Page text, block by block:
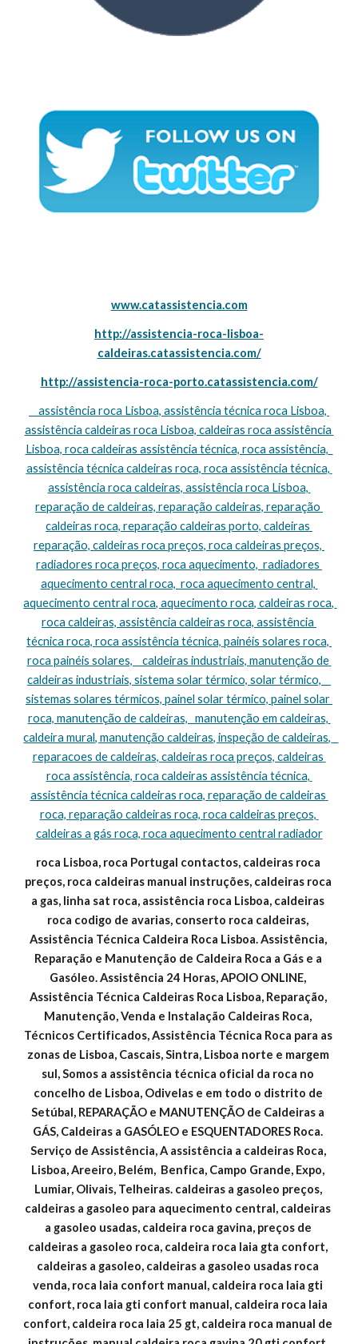
www.catassistencia.com
http://assistencia-roca-lisboa-
caldeiras.catassistencia.com/
http://assistencia-roca-porto.catassistencia.com/
assistência caldeiras roca Lisboa, caldeiras roca assistência
Lisboa, roca caldeiras assistência técnica, roca assistência,
assistência técnica caldeiras roca, roca assistência técnica,
assistência roca caldeiras, assistência roca Lisboa,
reparação de caldeiras, reparação caldeiras, reparação
caldeiras roca, reparação caldeiras porto, caldeiras
reparação, caldeiras roca preços, roca caldeiras preços,
radiadores roca preços, roca aquecimento,  radiadores
aquecimento central roca,  roca aquecimento central,
aquecimento central roca, aquecimento roca, caldeiras roca,
roca caldeiras, assistência caldeiras roca, assistência
técnica roca, roca assistência técnica, painéis solares roca,
roca painéis solares,    caldeiras industriais, manutenção de
caldeiras industriais, sistema solar térmico, solar térmico,
sistemas solares térmicos, painel solar térmico, painel solar
roca, manutenção de caldeiras,   manutenção em caldeiras,
caldeira mural, manutenção caldeiras, inspeção de caldeiras,
reparacoes de caldeiras, caldeiras roca preços, caldeiras
roca assistência, roca caldeiras assistência técnica,
assistência técnica caldeiras roca, reparação de caldeiras
roca, reparação caldeiras roca, roca caldeiras preços,
caldeiras a gás roca, roca aquecimento central radiador
roca Lisboa, roca Portugal contactos, caldeiras roca
preços, roca caldeiras manual instruções, caldeiras roca
a gas, linha sat roca, assistência roca Lisboa, caldeiras
roca codigo de avarias, conserto roca caldeiras,
Assistência Técnica Caldeira Roca Lisboa. Assistência,
Reparação e Manutenção de Caldeira Roca a Gás e a
Gasóleo. Assistência 24 Horas, APOIO ONLINE,
Assistência Técnica Caldeiras Roca Lisboa, Reparação,
Manutenção, Venda e Instalação Caldeiras Roca,
Técnicos Certificados, Assistência Técnica Roca para as
zonas de Lisboa, Cascais, Sintra, Lisboa norte e margem
sul, Somos a assistência técnica oficial da roca no
concelho de Lisboa, Odivelas e em todo o distrito de
Setúbal, REPARAÇÃO e MANUTENÇÃO de Caldeiras a
GÁS, Caldeiras a GASÓLEO e ESQUENTADORES Roca.
Serviço de Assistência, A assistência a caldeiras Roca,
Lisboa, Areeiro, Belém,  Benfica, Campo Grande, Expo,
Lumiar, Olivais, Telheiras. caldeiras a gasoleo preços,
caldeiras a gasoleo para aquecimento central, caldeiras
a gasoleo usadas, caldeira roca gavina, preços de
caldeiras a gasoleo roca, caldeira roca laia gta confort,
caldeiras a gasoleo, caldeiras a gasoleo usadas roca
venda, roca laia confort manual, caldeira roca laia gti
confort, roca laia gti confort manual, caldeira roca laia
confort, caldeira roca laia 25 gt, caldeira roca manual de